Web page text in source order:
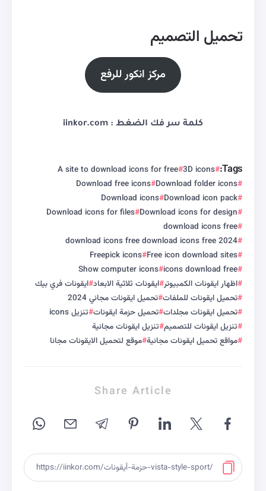
تحميل التصميم
مركز انكور للرفع
كلمة سر فك الضغط : iinkor.com
Tags:
3D icons
A site to download icons for free
Download folder icons
Download free icons
Download icon pack
Download icons
Download icons for design
Download icons for files
download icons free
download icons free download icons free 2024
Free icon download sites
Freepick icons
icons download free
Show computer icons
اظهار ايقونات الكمبيوتر ايقونات ثلاثية الابعاد ايقونات فري بيك
تحميل ايقونات للملفات تحميل ايقونات مجاني 2024
تحميل ايقونات مجلدات تحميل حزمة ايقونات تنزيل icons
تنزيل ايقونات للتصميم تنزيل ايقونات مجانية
مواقع تحميل ايقونات مجانية موقع لتحميل الايقونات مجانا
Share Article